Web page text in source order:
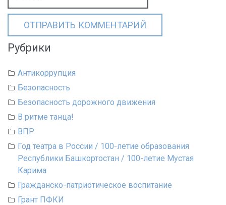
Рубрики
Антикоррупция
Безопасность
Безопасность дорожного движения
В ритме танца!
ВПР
Год театра в России / 100-летие образования
Республики Башкортостан / 100-летие Мустая
Карима
Гражданско-патриотическое воспитание
Грант ПФКИ